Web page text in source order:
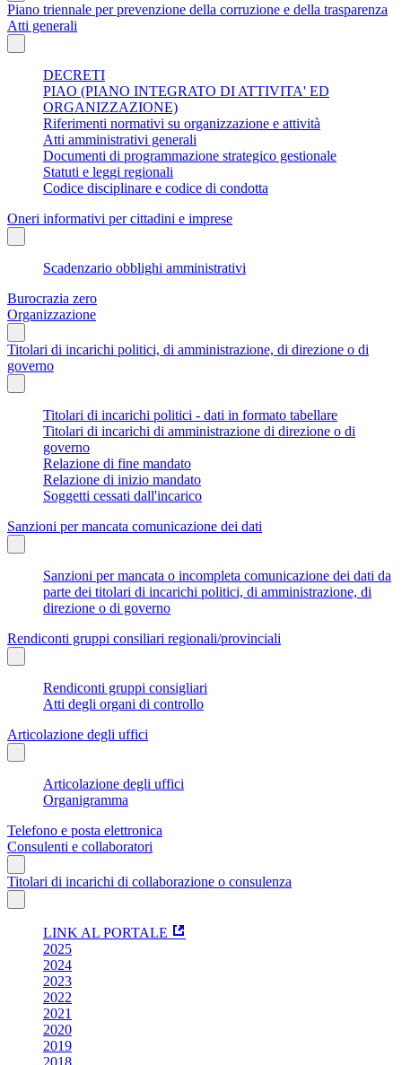
Piano triennale per prevenzione della corruzione e della trasparenza
Atti generali
DECRETI
PIAO (PIANO INTEGRATO DI ATTIVITA' ED
ORGANIZZAZIONE)
Riferimenti normativi su organizzazione e attività
Atti amministrativi generali
Documenti di programmazione strategico gestionale
Statuti e leggi regionali
Codice disciplinare e codice di condotta
Oneri informativi per cittadini e imprese
Scadenzario obblighi amministrativi
Burocrazia zero
Organizzazione
Titolari di incarichi politici, di amministrazione, di direzione o di
governo
Titolari di incarichi politici - dati in formato tabellare
Titolari di incarichi di amministrazione di direzione o di
governo
Relazione di fine mandato
Relazione di inizio mandato
Soggetti cessati dall'incarico
Sanzioni per mancata comunicazione dei dati
Sanzioni per mancata o incompleta comunicazione dei dati da
parte dei titolari di incarichi politici, di amministrazione, di
direzione o di governo
Rendiconti gruppi consiliari regionali/provinciali
Rendiconti gruppi consigliari
Atti degli organi di controllo
Articolazione degli uffici
Articolazione degli uffici
Organigramma
Telefono e posta elettronica
Consulenti e collaboratori
Titolari di incarichi di collaborazione o consulenza
LINK AL PORTALE
2025
2024
2023
2022
2021
2020
2019
2018